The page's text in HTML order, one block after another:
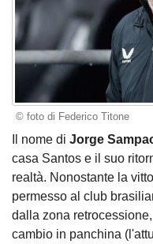
© foto di Federico Titone
Il nome di Jorge
casa Santos e il suo
realtà. Nonostante la
permesso al club
dalla zona
cambio in panchina